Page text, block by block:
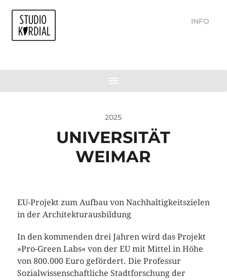
INFO
2025
UNIVERSITÄT
WEIMAR
EU-Projekt zum Aufbau von Nachhaltigkeitszielen
in der Architekturausbildung
In den kommenden drei Jahren wird das Projekt
»Pro-Green Labs« von der EU mit Mittel in Höhe
von 800.000 Euro gefördert. Die Professur
Sozialwissenschaftliche Stadtforschung der